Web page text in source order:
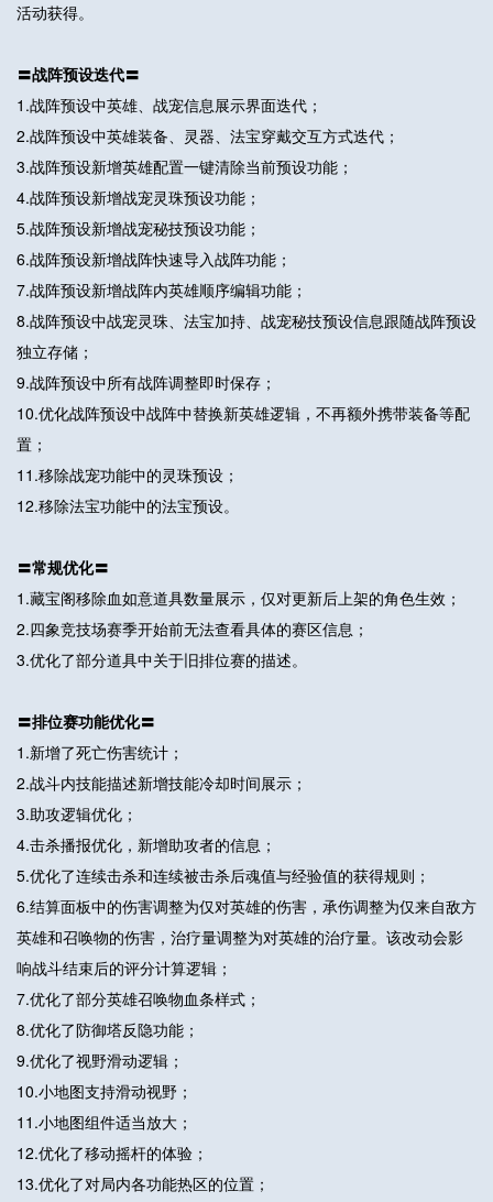
活动获得。
〓战阵预设迭代〓
1.战阵预设中英雄、战宠信息展示界面迭代；
2.战阵预设中英雄装备、灵器、法宝穿戴交互方式迭代；
3.战阵预设新增英雄配置一键清除当前预设功能；
4.战阵预设新增战宠灵珠预设功能；
5.战阵预设新增战宠秘技预设功能；
6.战阵预设新增战阵快速导入战阵功能；
7.战阵预设新增战阵内英雄顺序编辑功能；
8.战阵预设中战宠灵珠、法宝加持、战宠秘技预设信息跟随战阵预设
独立存储；
9.战阵预设中所有战阵调整即时保存；
10.优化战阵预设中战阵中替换新英雄逻辑，不再额外携带装备等配
置；
11.移除战宠功能中的灵珠预设；
12.移除法宝功能中的法宝预设。
〓常规优化〓
1.藏宝阁移除血如意道具数量展示，仅对更新后上架的角色生效；
2.四象竞技场赛季开始前无法查看具体的赛区信息；
3.优化了部分道具中关于旧排位赛的描述。
〓排位赛功能优化〓
1.新增了死亡伤害统计；
2.战斗内技能描述新增技能冷却时间展示；
3.助攻逻辑优化；
4.击杀播报优化，新增助攻者的信息；
5.优化了连续击杀和连续被击杀后魂值与经验值的获得规则；
6.结算面板中的伤害调整为仅对英雄的伤害，承伤调整为仅来自敌方
英雄和召唤物的伤害，治疗量调整为对英雄的治疗量。该改动会影
响战斗结束后的评分计算逻辑；
7.优化了部分英雄召唤物血条样式；
8.优化了防御塔反隐功能；
9.优化了视野滑动逻辑；
10.小地图支持滑动视野；
11.小地图组件适当放大；
12.优化了移动摇杆的体验；
13.优化了对局内各功能热区的位置；